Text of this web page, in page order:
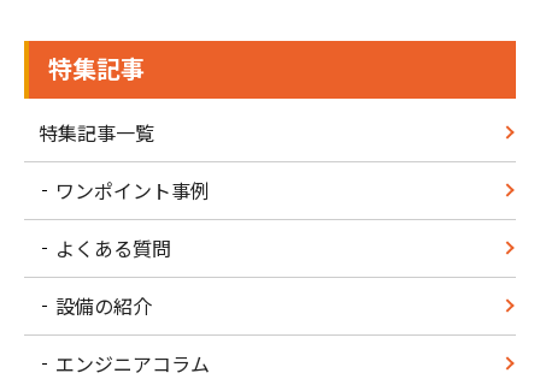
特集記事
特集記事一覧
ワンポイント事例
よくある質問
設備の紹介
エンジニアコラム